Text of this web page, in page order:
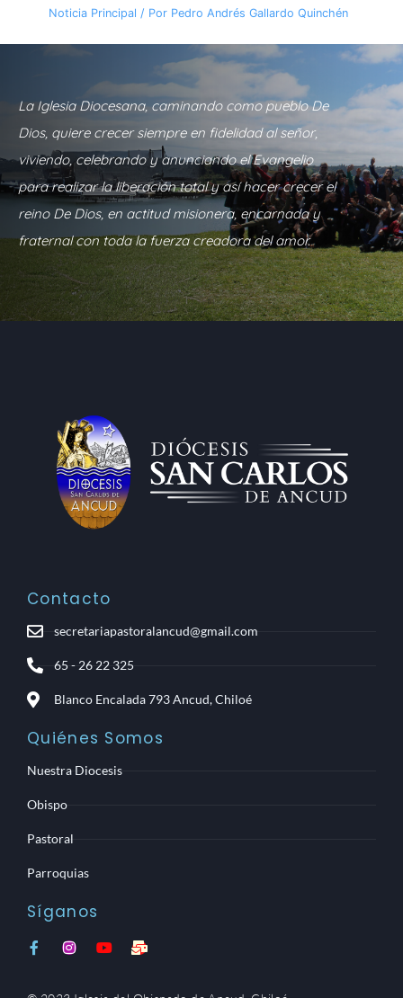
Noticia Principal / Por Pedro Andrés Gallardo Quinchén
La Iglesia Diocesana, caminando como pueblo De
Dios, quiere crecer siempre en fidelidad al señor,
viviendo, celebrando y anunciando el Evangelio
para realizar la liberación total y así hacer crecer el
reino De Dios, en actitud misionera, encarnada y
fraternal con toda la fuerza creadora del amor.
Contacto
secretariapastoralancud@gmail.com
65 - 26 22 325
Blanco Encalada 793 Ancud, Chiloé
Quiénes Somos
Nuestra Diocesis
Obispo
Pastoral
Parroquias
Síganos
F
a
I
n
Y
M
a